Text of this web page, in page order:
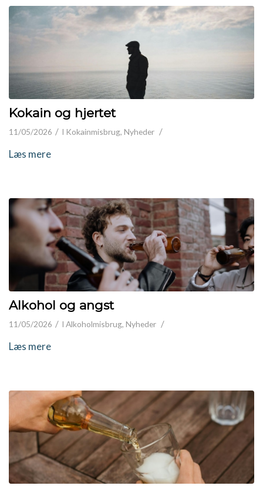
Kokain og hjertet
11/05/2026 / I Kokainmisbrug, Nyheder /
Læs mere
Alkohol og angst
11/05/2026 / I Alkoholmisbrug, Nyheder /
Læs mere